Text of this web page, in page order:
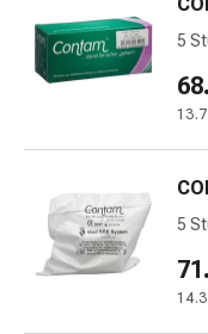
Störung
Allergien
&
5
5